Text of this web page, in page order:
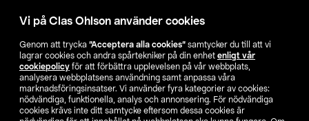
Vi på Clas Ohlson använder cookies
Genom att trycka ”Acceptera alla cookies” samtycker du till att vi
lagrar cookies och andra spårtekniker på din enhet enligt vår
cookiepolicy för att förbättra upplevelsen på vår webbplats,
analysera webbplatsens användning samt anpassa våra
marknadsföringsinsatser. Vi använder fyra kategorier av cookies:
nödvändiga, funktionella, analys och annonsering. För nödvändiga
cookies krävs inte ditt samtycke eftersom dessa cookies är
Hitta butik
SE NO FI